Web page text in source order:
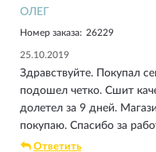
ОЛЕГ
Номер заказа: 26229
25.10.2019
Здравствуйте. Покупал
подошел четко. Сшит
долетел за 9 дней.
покупаю. Спасибо за
Ответить